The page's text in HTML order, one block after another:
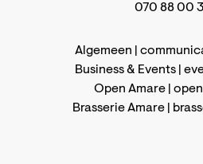
070 88 00
Algemeen |
Business & Events |
Open Amare |
Brasserie Amare |